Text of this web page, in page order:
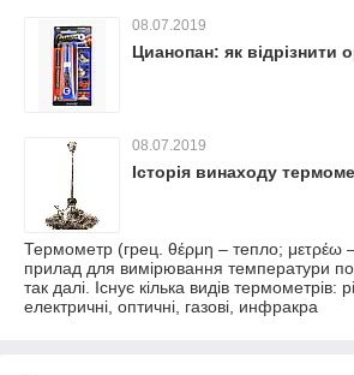
08.07.2019
Цианопан: як відрізнити
08.07.2019
Історія винаходу
Термометр (грец. θέρμη – тепло;
прилад для вимірювання температури
так далі. Існує кілька видів термометрів:
електричні, оптичні, газові, инфракра